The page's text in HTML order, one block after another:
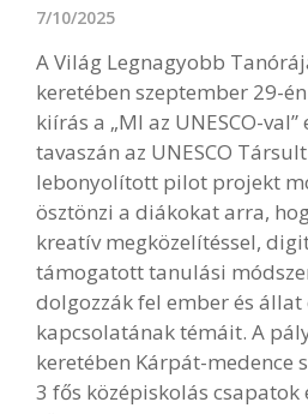
7/10/2025
A Világ Legnagyobb
keretében szeptember 29-
kiírás a „MI az UNESCO-val”
tavaszán az UNESCO
lebonyolított pilot projekt
ösztönzi a diákokat arra,
kreatív megközelítéssel,
támogatott tanulási
dolgozzák fel ember és állat
kapcsolatának témáit. A
keretében Kárpát-medence
3 fős középiskolás